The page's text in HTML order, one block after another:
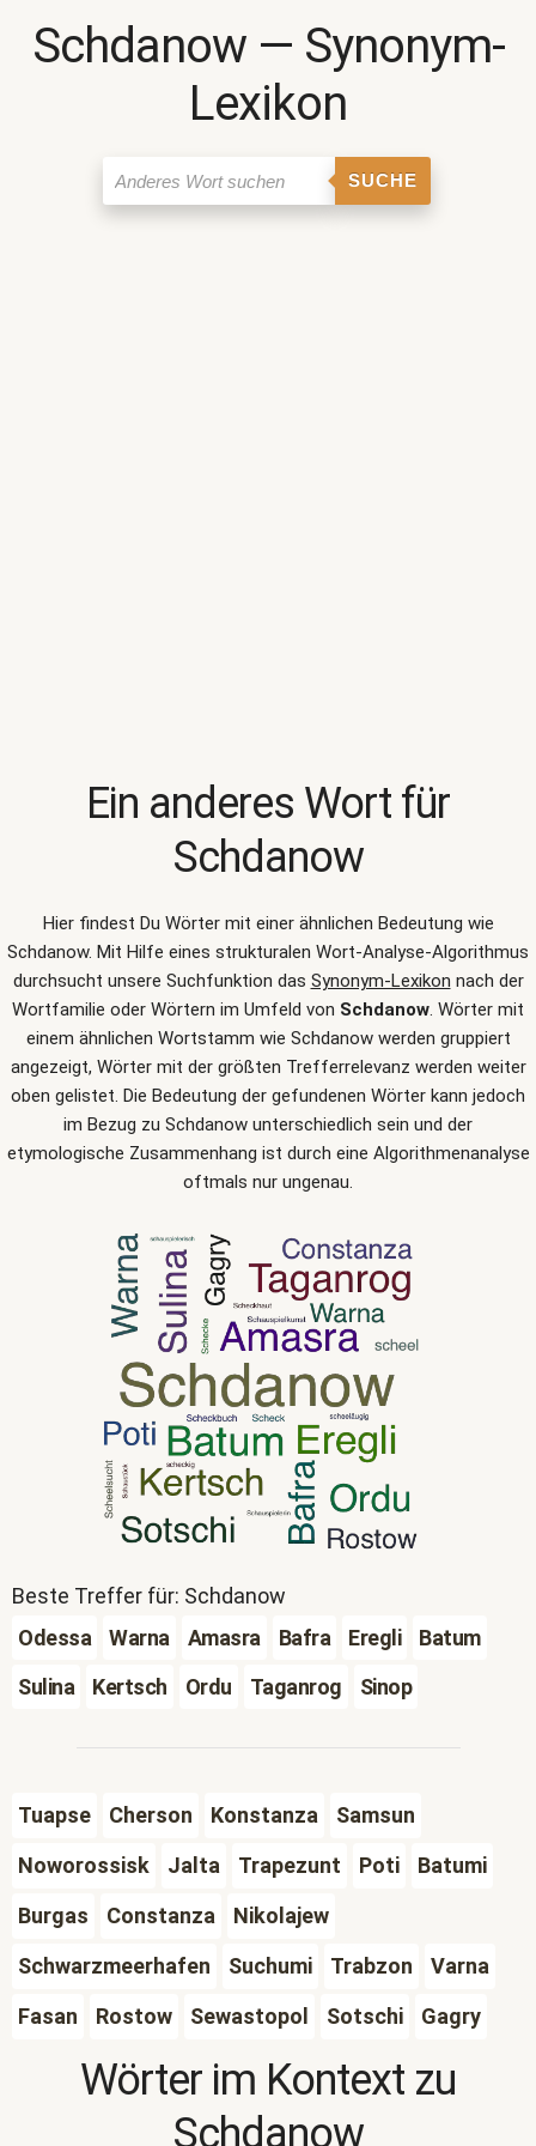
Schdanow ― Synonym-
Lexikon
SUCHE
Ein anderes Wort für
Schdanow
Hier findest Du Wörter mit einer ähnlichen Bedeutung wie
Schdanow. Mit Hilfe eines strukturalen Wort-Analyse-Algorithmus
durchsucht unsere Suchfunktion das Synonym-Lexikon nach der
Wortfamilie oder Wörtern im Umfeld von Schdanow. Wörter mit
einem ähnlichen Wortstamm wie Schdanow werden gruppiert
angezeigt, Wörter mit der größten Trefferrelevanz werden weiter
oben gelistet. Die Bedeutung der gefundenen Wörter kann jedoch
im Bezug zu Schdanow unterschiedlich sein und der
etymologische Zusammenhang ist durch eine Algorithmenanalyse
oftmals nur ungenau.
Beste Treffer für: Schdanow
Odessa
Warna Amasra Bafra Eregli
Batum
Sulina
Kertsch Ordu Taganrog Sinop
Tuapse Cherson Konstanza
Samsun
Noworossisk
Jalta Trapezunt Poti
Batumi
Burgas
Constanza
Nikolajew
Schwarzmeerhafen
Suchumi Trabzon
Varna
Fasan
Rostow Sewastopol Sotschi Gagry
Wörter im Kontext zu
Schdanow